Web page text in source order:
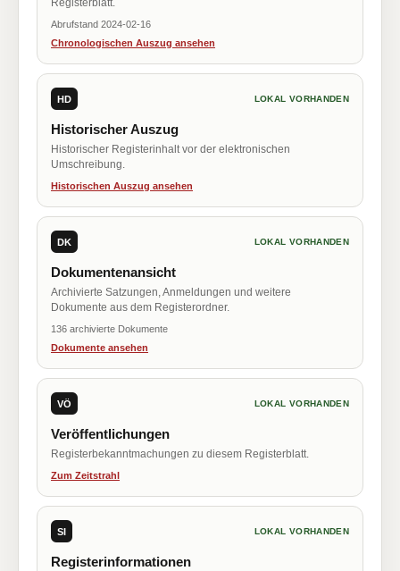
Registerblatt.
Abrufstand 2024-02-16
Chronologischen Auszug ansehen
HD LOKAL VORHANDEN
Historischer Auszug
Historischer Registerinhalt vor der elektronischen
Umschreibung.
Historischen Auszug ansehen
DK LOKAL VORHANDEN
Dokumentenansicht
Archivierte Satzungen, Anmeldungen und weitere
Dokumente aus dem Registerordner.
136 archivierte Dokumente
Dokumente ansehen
VÖ LOKAL VORHANDEN
Veröffentlichungen
Registerbekanntmachungen zu diesem Registerblatt.
Zum Zeitstrahl
SI LOKAL VORHANDEN
Registerinformationen